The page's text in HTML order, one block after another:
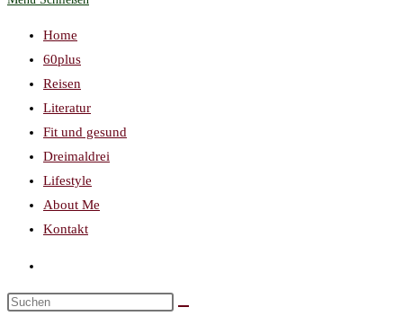
Home
60plus
Reisen
Literatur
Fit und gesund
Dreimaldrei
Lifestyle
About Me
Kontakt